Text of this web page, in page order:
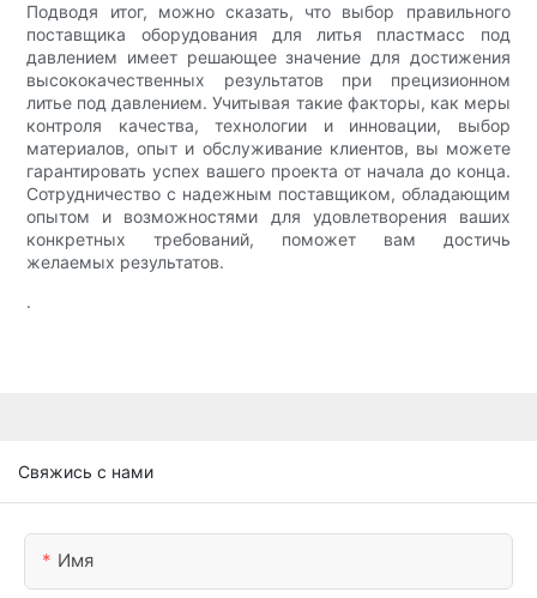
Подводя итог, можно сказать, что выбор правильного
поставщика оборудования для литья пластмасс под
давлением имеет решающее значение для достижения
высококачественных результатов при прецизионном
литье под давлением. Учитывая такие факторы, как меры
контроля качества, технологии и инновации, выбор
материалов, опыт и обслуживание клиентов, вы можете
гарантировать успех вашего проекта от начала до конца.
Сотрудничество с надежным поставщиком, обладающим
опытом и возможностями для удовлетворения ваших
конкретных требований, поможет вам достичь
желаемых результатов.
.
Свяжись с нами
Имя